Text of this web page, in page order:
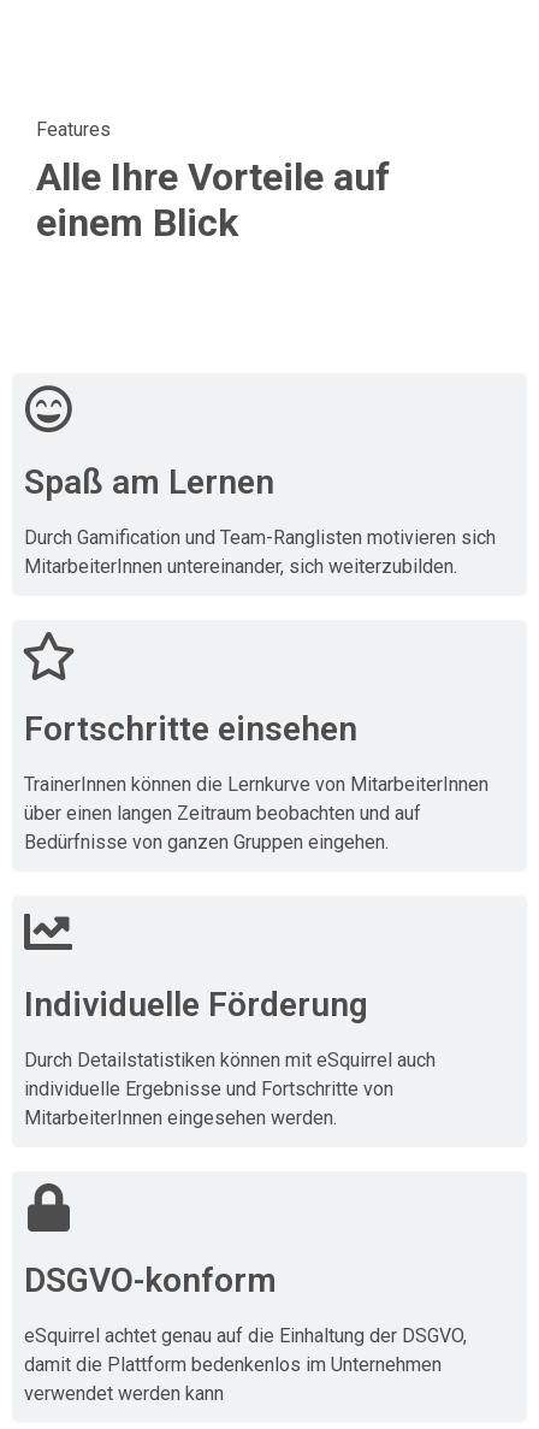
Features
Alle Ihre Vorteile auf
einem Blick
Spaß am Lernen
Durch Gamification und Team-Ranglisten motivieren sich
MitarbeiterInnen untereinander, sich weiterzubilden.
Fortschritte einsehen
TrainerInnen können die Lernkurve von MitarbeiterInnen
über einen langen Zeitraum beobachten und auf
Bedürfnisse von ganzen Gruppen eingehen.
Individuelle Förderung
Durch Detailstatistiken können mit eSquirrel auch
individuelle Ergebnisse und Fortschritte von
MitarbeiterInnen eingesehen werden.
DSGVO-konform
eSquirrel achtet genau auf die Einhaltung der DSGVO,
damit die Plattform bedenkenlos im Unternehmen
verwendet werden kann